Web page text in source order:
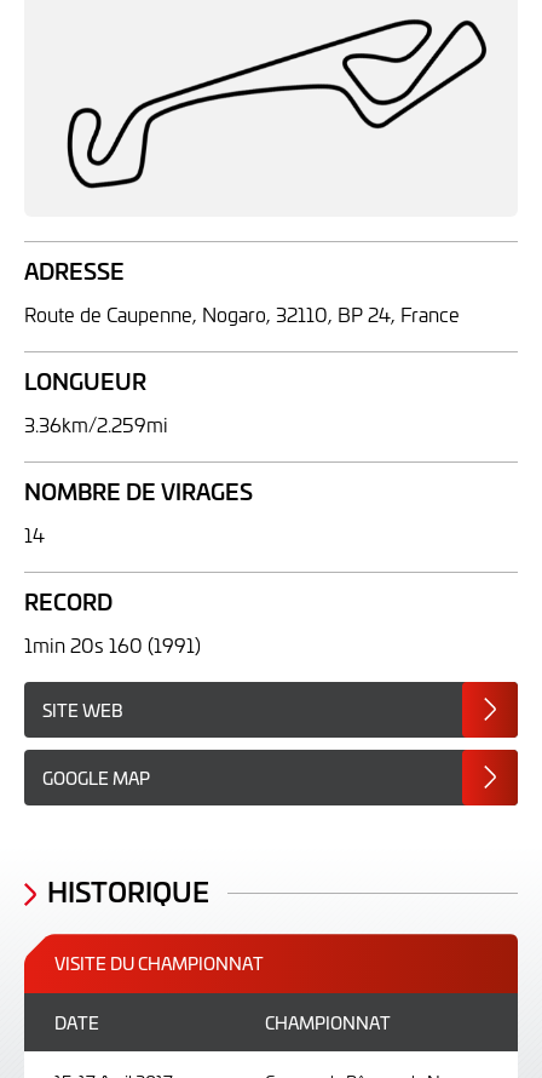
ADRESSE
Route de Caupenne, Nogaro, 32110, BP 24, France
LONGUEUR
3.36km/2.259mi
NOMBRE DE VIRAGES
14
RECORD
1min 20s 160 (1991)
SITE WEB
GOOGLE MAP
HISTORIQUE
VISITE DU CHAMPIONNAT
DATE CHAMPIONNAT